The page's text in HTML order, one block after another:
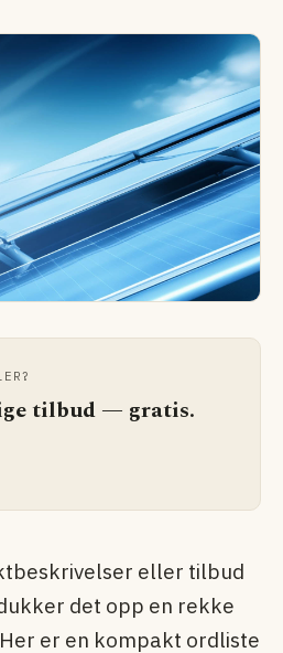
tilbud — gratis.
eller tilbud
det opp en rekke
er en kompakt ordliste